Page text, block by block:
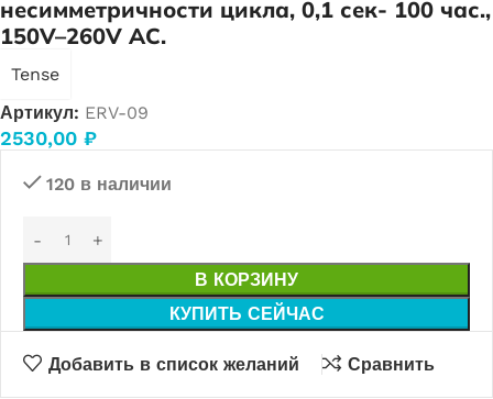
несимметричности цикла, 0,1 сек- 100 час.,
150V–260V AC.
Tense
Артикул: ERV-09
2530,00 ₽
120 в наличии
В КОРЗИНУ
КУПИТЬ СЕЙЧАС
Добавить в список желаний Сравнить